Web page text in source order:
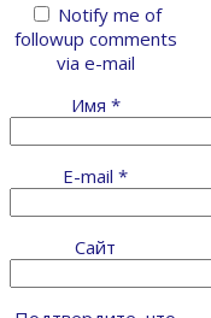
Notify me of
followup comments
via e-mail
Имя *
E-mail *
Сайт